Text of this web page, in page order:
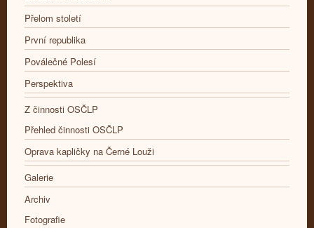
Přelom století
První republika
Poválečné Polesí
Perspektiva
Z činnosti OSČLP
Přehled činnosti OSČLP
Oprava kapličky na Černé Louži
Galerie
Archiv
Fotografie